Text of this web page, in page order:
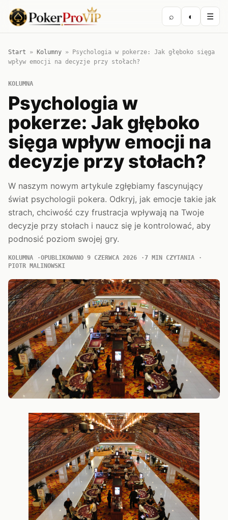
⌕ ◐ ☰
Start » Kolumny »
Psychologia w pokerze: Jak głęboko sięga
wpływ emocji na decyzje przy stołach?
KOLUMNA
Psychologia w
pokerze: Jak głęboko
sięga wpływ emocji na
decyzje przy stołach?
W naszym nowym artykule zgłębiamy fascynujący
świat psychologii pokera. Odkryj, jak emocje takie jak
strach, chciwość czy frustracja wpływają na Twoje
decyzje przy stołach i naucz się je kontrolować, aby
podnosić poziom swojej gry.
KOLUMNA OPUBLIKOWANO 9 CZERWCA 2026
7 MIN CZYTANIA
PIOTR MALINOWSKI